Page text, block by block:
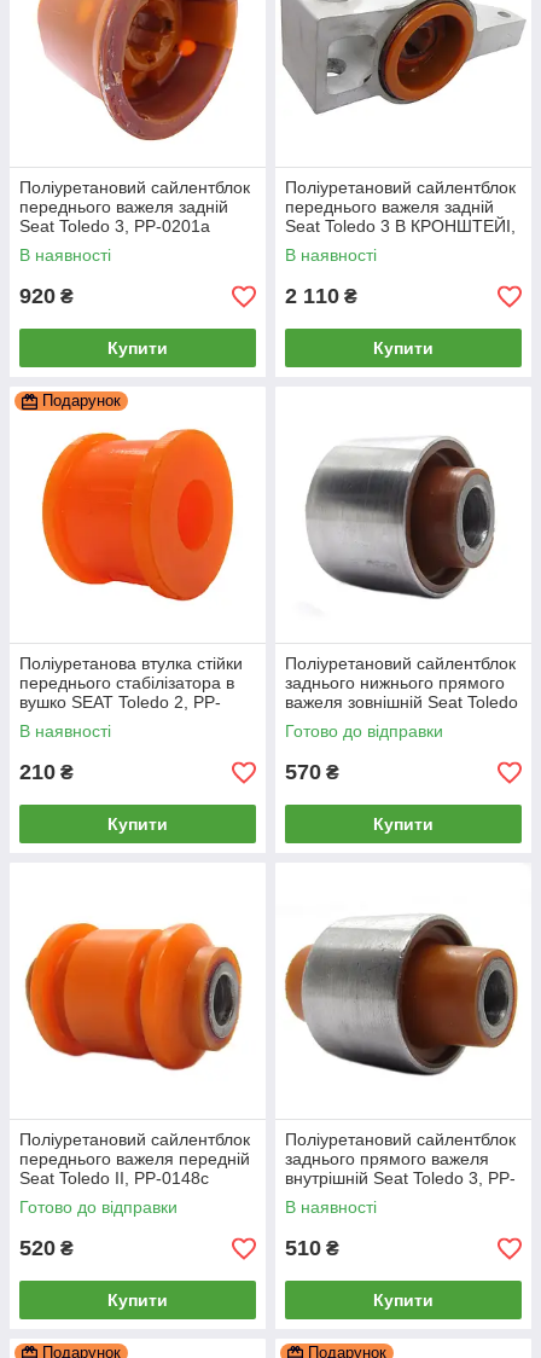
Поліуретановий сайлентблок
переднього важеля задній
Seat Toledo 3, PP-0201a
В наявності
920 ₴
Купити
Поліуретановий сайлентблок
переднього важеля задній
Seat Toledo 3 В КРОНШТЕЙІ,
PP-0201da
В наявності
2 110 ₴
Купити
Подарунок
Поліуретанова втулка стійки
переднього стабілізатора в
вушко SEAT Toledo 2, PP-
0012a
В наявності
210 ₴
Купити
Поліуретановий сайлентблок
заднього нижнього прямого
важеля зовнішній Seat Toledo
3, PP-0133c
Готово до відправки
570 ₴
Купити
Поліуретановий сайлентблок
переднього важеля передній
Seat Toledo II, PP-0148c
Готово до відправки
520 ₴
Купити
Поліуретановий сайлентблок
заднього прямого важеля
внутрішній Seat Toledo 3, PP-
0164a
В наявності
510 ₴
Купити
Подарунок Подарунок